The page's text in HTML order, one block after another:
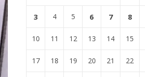
3 4 5 6 7 8
10 11 12 13 14 15
17 18 19 20 21 22